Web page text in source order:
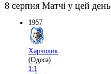
8 серпня Матчі у цей день
1957
Харчовик
(Одеса)
1:1